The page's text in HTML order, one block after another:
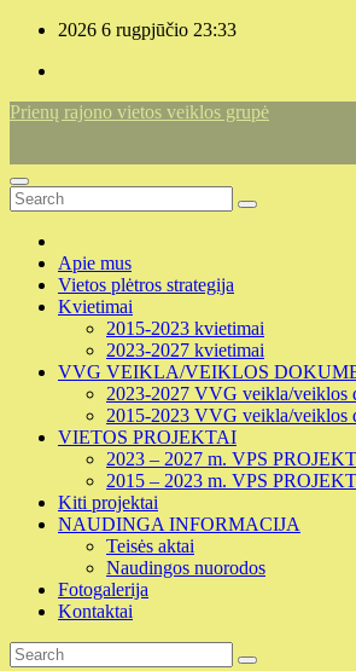
Skip
content
2026 6 rugpjūčio 23:33
Prienų rajono vietos veiklos grupė
Apie mus
Vietos plėtros strategija
Kvietimai
2015-2023 kvietimai
2023-2027 kvietimai
VVG VEIKLA/VEIKLOS
2023-2027 VVG veikla/veiklos
2015-2023 VVG veikla/veiklos
VIETOS PROJEKTAI
2023 – 2027 m. VPS
2015 – 2023 m. VPS
Kiti projektai
NAUDINGA INFORMACIJA
Teisės aktai
Naudingos nuorodos
Fotogalerija
Kontaktai